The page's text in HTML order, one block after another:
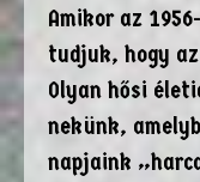
Amikor az
tudjuk, hogy
Olyan hősi
nekünk,
napjaink